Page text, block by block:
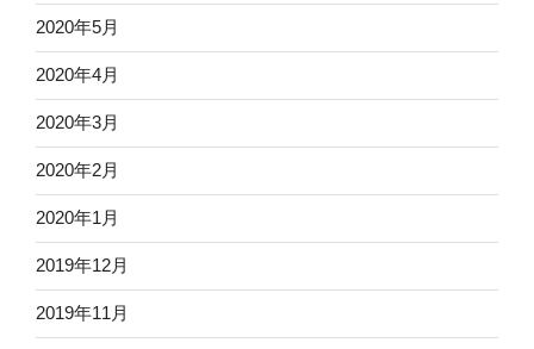
2020年5月
2020年4月
2020年3月
2020年2月
2020年1月
2019年12月
2019年11月